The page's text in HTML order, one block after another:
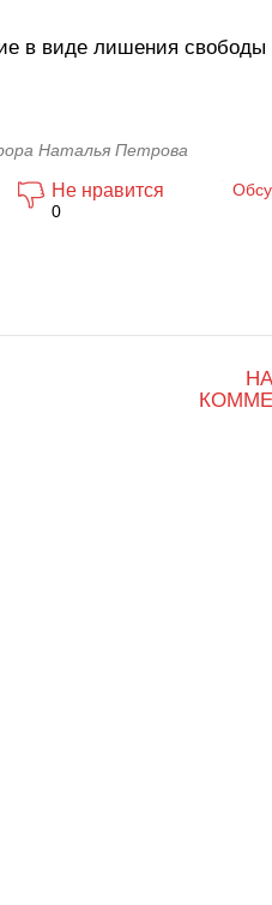
в виде лишения свободы
Наталья Петрова
Не нравится
0